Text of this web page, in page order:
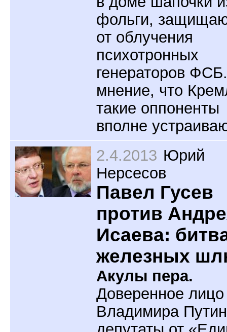
фольги,
от облучения
психотронных
генераторов
мнение, что
такие оппоненты
вполне
2.4.2013 Юрий
Нерсесов
Павел Гусев
против
Исаева:
железных
Акулы пера.
Доверенное лицо
Владимира